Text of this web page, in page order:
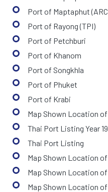
Port of Maptaphut
Port of Rayong (TPI)
Port of Petchburi
Port of Khanom
Port of Songkhla
Port of Phuket
Port of Krabi
Map Shown Location
Thai Port Listing Year
Thai Port Listing
Map Shown Location
Map Shown Location
Map Shown Location